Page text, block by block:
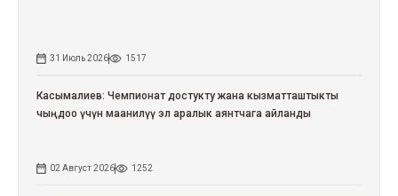
31 Июль 2026 1517
Касымалиев: Чемпионат достукту жана кызматташтыкты
чыңдоо үчүн маанилүү эл аралык аянтчага айланды
02 Август 2026 1252